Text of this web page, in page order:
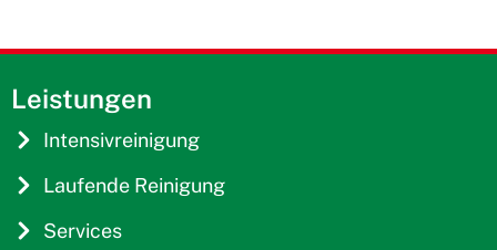
Leistungen
Intensivreinigung
Laufende Reinigung
Services